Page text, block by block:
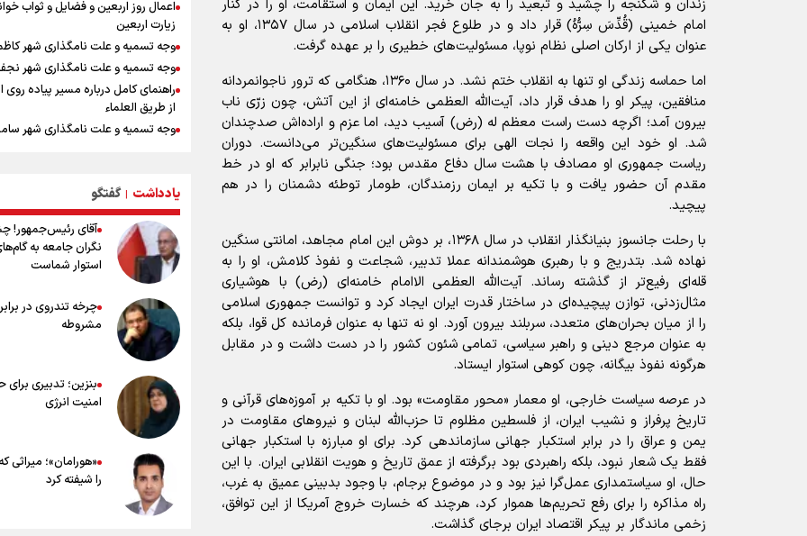
زندان و شکنجه را چشید و تبعید را به جان خرید. این ایمان و استقامت، او را در کنار
امام خمینی (قُدِّسَ سِرُّهُ) قرار داد و در طلوع فجر انقلاب اسلامی در سال ۱۳۵۷، او به
عنوان یکی از ارکان اصلی نظام نوپا، مسئولیت‌های خطیری را بر عهده گرفت.
اما حماسه زندگی او تنها به انقلاب ختم نشد. در سال ۱۳۶۰، هنگامی که ترور ناجوانمردانه
منافقین، پیکر او را هدف قرار داد، آیت‌الله العظمی خامنه‌ای از این آتش، چون زرّی ناب
بیرون آمد؛ اگرچه دست راست معظم له (رض) آسیب دید، اما عزم و اراده‌اش صدچندان
شد. او خود این واقعه را نجات الهی برای مسئولیت‌های سنگین‌تر می‌دانست. دوران
ریاست جمهوری او مصادف با هشت سال دفاع مقدس بود؛ جنگی نابرابر که او در خط
مقدم آن حضور یافت و با تکیه بر ایمان رزمندگان، طومار توطئه دشمنان را در هم
پیچید.
با رحلت جانسوز بنیانگذار انقلاب در سال ۱۳۶۸، بر دوش این امام مجاهد، امانتی سنگین
نهاده شد. بتدریج و با رهبری هوشمندانه عملا تدبیر، شجاعت و نفوذ کلامش، او را به
قله‌ای رفیع‌تر از گذشته رساند. آیت‌الله العظمی الاامام خامنه‌ای (رض) با هوشیاری
مثال‌زدنی، توازن پیچیده‌ای در ساختار قدرت ایران ایجاد کرد و توانست جمهوری اسلامی
را از میان بحران‌های متعدد، سربلند بیرون آورد. او نه تنها به عنوان فرمانده کل قوا، بلکه
به عنوان مرجع دینی و راهبر سیاسی، تمامی شئون کشور را در دست داشت و در مقابل
هرگونه نفوذ بیگانه، چون کوهی استوار ایستاد.
در عرصه سیاست خارجی، او معمار «محور مقاومت» بود. او با تکیه بر آموزه‌های قرآنی و
تاریخ پرفراز و نشیب ایران، از فلسطین مظلوم تا حزب‌الله لبنان و نیرو‌های مقاومت در
یمن و عراق را در برابر استکبار جهانی سازماندهی کرد. برای او مبارزه با استکبار جهانی
فقط یک شعار نبود، بلکه راهبردی بود برگرفته از عمق تاریخ و هویت انقلابی ایران. با این
حال، او سیاستمداری عمل‌گرا نیز بود و در موضوع برجام، با وجود بدبینی عمیق به غرب،
راه مذاکره را برای رفع تحریم‌ها هموار کرد، هرچند که خسارت خروج آمریکا از این توافق،
زخمی ماندگار بر پیکر اقتصاد ایران برجای گذاشت.
نه خیانت
پخش قسمت اول گفت‌وگوی
بعد از خبر ۲۲
ازهوش مصنوعی تا طلای مجازی/
نگاه بدبینانه هم نتایج هانگژو را در
تکرار می‌کنیم+ فیلم
ارتش در آمادگی کامل قرار دارد/ توان
هستند
امیررضا غلامی، ملی پوش تکواندو :
روی مسابقات پاکستان است نه بازی
آسیایی
رادین زینالی، ملی پوش تکواندو : قدم
تلاش می کنم تا به طلای المپیک برسم
اعمال روز اربعین و فضایل و ثواب
زیارت اربعین
وجه تسمیه و علت نامگذاری شهر
وجه تسمیه و علت نامگذاری شهر
راهنمای کامل درباره مسیر پیاده روی
از طریق العلماء
وجه تسمیه و علت نامگذاری شهر
۱۴۰۵
توصیه هایی مهم برای پیچ خوردگی پا
پیاده روی اربعین
خطرات پیاده روی اربعین/ ۷
سفری ایمن و معنوی
عراقی ها
بهترین ذکر در پیاده‌روی اربعین
اربعین
توصیه های کاربردی برای زائران در
اربعین
یادداشت | گفتگو
آقای رئیس‌جمهور!
نگران جامعه به
استوار شماست
چرخه تندروی در
مشروطه
بنزین؛ تدبیری
امنیت انرژی
«هورامان»؛ میراثی
را شیفته کرد